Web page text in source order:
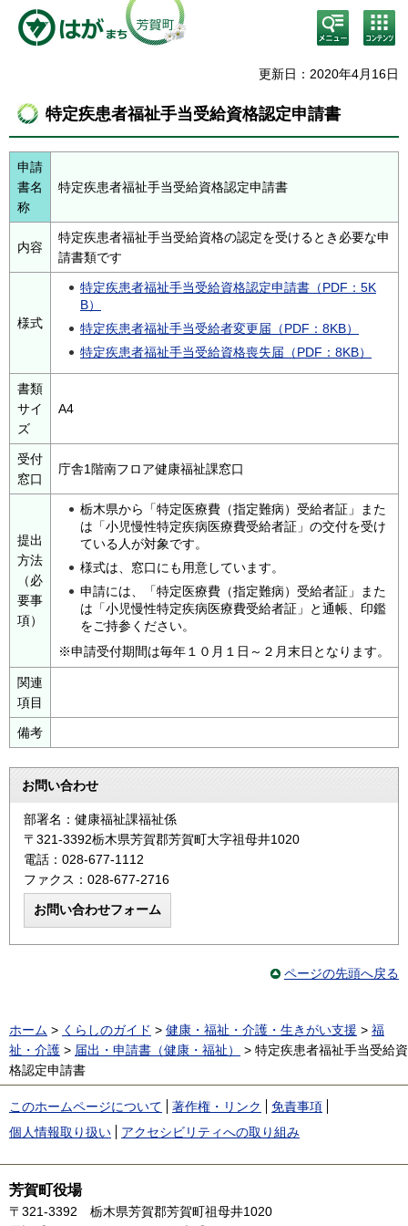
検
索・
メニ
コン
テン
ニュ
更新日：2020年4月16日
特定疾患者福祉手当受給資格認定申請書
申請
書名
称
特定疾患者福祉手当受給資格認定申請書
内容
特定疾患者福祉手当受給資格の認定を受けるとき必要な申
請書類です
様式
特定疾患者福祉手当受給資格認定申請書（PDF：5K
B）
特定疾患者福祉手当受給者変更届（PDF：8KB）
特定疾患者福祉手当受給資格喪失届（PDF：8KB）
書類
サイ
ズ
A4
受付
窓口
庁舎1階南フロア健康福祉課窓口
提出
方法
（必
要事
項）
栃木県から「特定医療費（指定難病）受給者証」また
は「小児慢性特定疾病医療費受給者証」の交付を受け
ている人が対象です。
様式は、窓口にも用意しています。
申請には、「特定医療費（指定難病）受給者証」また
は「小児慢性特定疾病医療費受給者証」と通帳、印鑑
をご持参ください。
※申請受付期間は毎年１０月１日～２月末日となります。
関連
項目
備考
お問い合わせ
部署名：健康福祉課福祉係
〒321-3392栃木県芳賀郡芳賀町大字祖母井1020
電話：028-677-1112
ファクス：028-677-2716
ページの先頭へ戻る
ホーム > くらしのガイド > 健康・福祉・介護・生きがい支援 > 福
祉・介護 > 届出・申請書（健康・福祉）
> 特定疾患者福祉手当受給資
格認定申請書
このホームページについて 著作権・リンク
免責事項
個人情報取り扱い
アクセシビリティへの取り組み
芳賀町役場
〒321-3392
栃木県芳賀郡芳賀町祖母井1020